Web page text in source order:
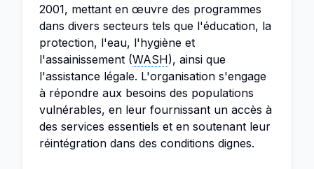
2001, mettant en œuvre des programmes
dans divers secteurs tels que l'éducation, la
protection, l'eau, l'hygiène et
l'assainissement (WASH), ainsi que
l'assistance légale. L'organisation s'engage
à répondre aux besoins des populations
vulnérables, en leur fournissant un accès à
des services essentiels et en soutenant leur
réintégration dans des conditions dignes.